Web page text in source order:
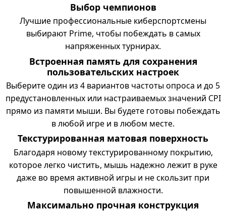
Выбор чемпионов
Лучшие профессиональные киберспортсмены
выбирают Prime, чтобы побеждать в самых
напряженных турнирах.
Встроенная память для сохранения
пользовательских настроек
Выберите один из 4 вариантов частоты опроса и до 5
предустановленных или настраиваемых значений CPI
прямо из памяти мыши. Вы будете готовы побеждать
в любой игре и в любом месте.
Текстурированная матовая поверхность
Благодаря новому текстурированному покрытию,
которое легко чистить, мышь надежно лежит в руке
даже во время активной игры и не скользит при
повышенной влажности.
Максимально прочная конструкция